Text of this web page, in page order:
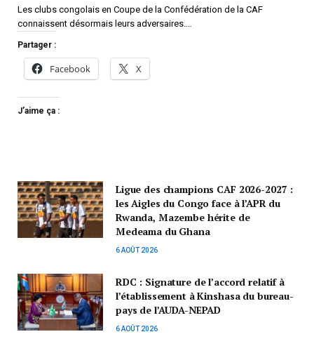
Les clubs congolais en Coupe de la Confédération de la CAF
connaissent désormais leurs adversaires.…
Partager :
Facebook X
J’aime ça :
Ligue des champions CAF 2026-2027 :
les Aigles du Congo face à l’APR du
Rwanda, Mazembe hérite de
Medeama du Ghana
6 AOÛT 2026
RDC : Signature de l’accord relatif à
l’établissement à Kinshasa du bureau-
pays de l’AUDA-NEPAD
6 AOÛT 2026